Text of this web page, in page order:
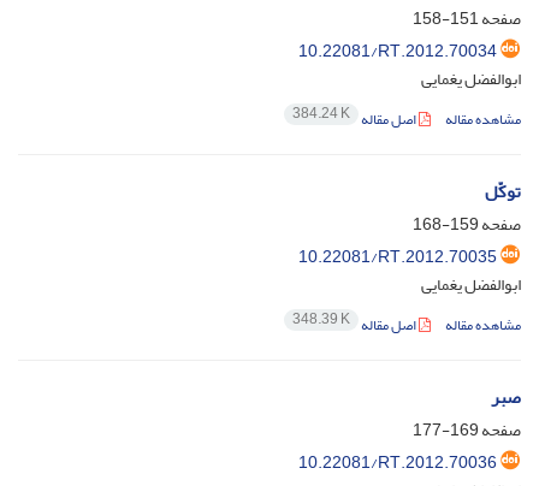
صفحه151-158
10.22081/RT.2012.70034
ابوالفضل یغمایی
مشاهده مقاله اصل مقاله 384.24 K
توکّل
صفحه159-168
10.22081/RT.2012.70035
ابوالفضل یغمایی
مشاهده مقاله اصل مقاله 348.39 K
صبر
صفحه169-177
10.22081/RT.2012.70036